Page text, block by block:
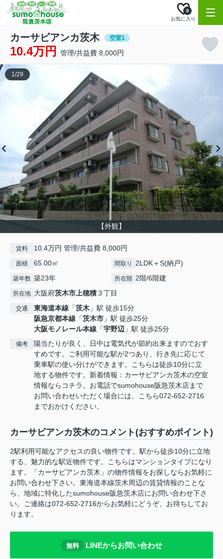
お気に入り
0
カーサビアンカ茨木 空室1
10.4万円 管理/共益費 8,000円
【外観】
1/29
賃料 10.4万円 管理/共益費 8,000円
面積 65.00㎡ 間取り 2LDK＋S(納戸)
築年数 築23年 所在階 2階/6階建
所在地 大阪府茨木市上穂積３丁目
交通 東海道本線 「茨木 」駅 徒歩15分
阪急京都本線 「茨木市 」駅 徒歩25分
大阪モノレール本線 「宇野辺 」駅 徒歩25分
備考
陽当たりが良く、日中は電気代が節約出来ますのでおす
すめです。ご利用可能な駅が2つあり、行き先に応じて
乗車駅の使い分けができます。こちらは徒歩10分に立
地する物件です。新着情報：カーサビアンカ茨木の空室
情報ならコチラ。お電話でsumohouse阪急茨木店まで
お問い合わせいただく場合には、こちら072-652-2716
までおかけください。
カーサビアンカ茨木のコメント(おすすめポイント)
2駅利用可能なアクセスの良い物件です。駅から徒歩10分に立地
する、魅力的な駅近物件です。こちらはマンションタイプになり
ます。「カーサビアンカ茨木」の物件情報をお探しならお気軽に
お問い合わせ下さい。東海道本線茨木周辺の賃貸情報のことな
ら、地域に特化したsumohouse阪急茨木店にお問い合わせ下さ
い。ご連絡は072-652-2716からお気軽にどうぞ、お待ちしてお
ります。
無料 LINEからお問い合わせ